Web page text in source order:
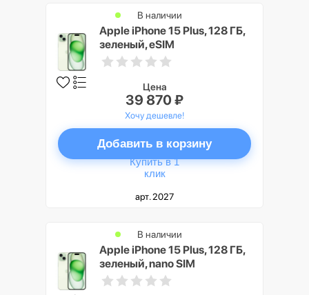
Apple iPhone 15 Plus, 128 ГБ,
зеленый, eSIM
В наличии
Цена
39 870 ₽
Хочу дешевле!
Добавить в корзину
Купить в 1
клик
арт. 2027
Apple iPhone 15 Plus, 128 ГБ,
зеленый, nano SIM
В наличии